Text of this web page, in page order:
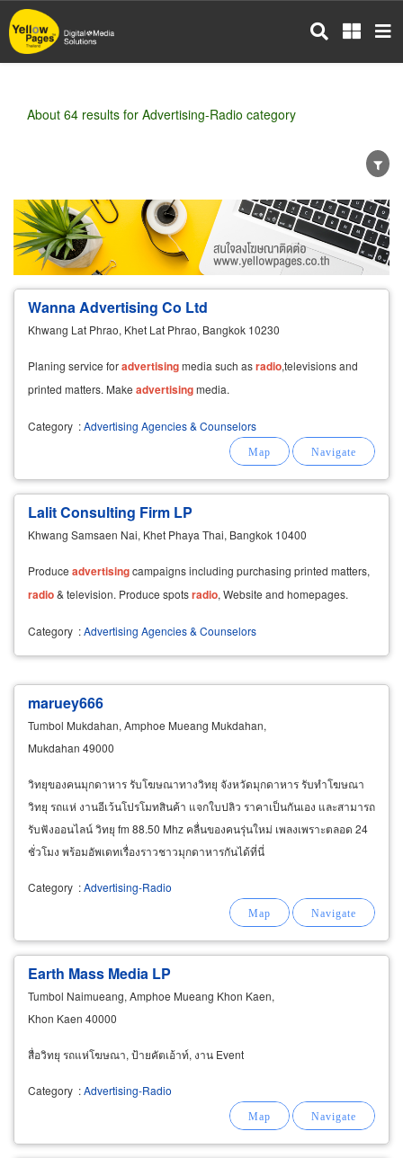
Skip
to
main
About 64 results for Advertising-Radio category
Wholesale Retail Manufacturer
Dealer
Exporter/Importer
Service Business
Wanna Advertising Co Ltd
Khwang Lat Phrao, Khet Lat Phrao, Bangkok 10230
Planing service foradvertisingmedia such asradio,televisions and
printed matters. Make advertisingmedia.
Category :Advertising Agencies & Counselors
Lalit Consulting Firm LP
Khwang Samsaen Nai, Khet Phaya Thai, Bangkok 10400
Produce advertisingcampaigns including purchasing printed matters,
radio& television. Produce spotsradio, Website and homepages.
Category :Advertising Agencies & Counselors
maruey666
Tumbol Mukdahan, Amphoe Mueang Mukdahan,
Mukdahan 49000
วิทยุของคนมุกดาหาร รับโฆษณาทางวิทยุ จังหวัดมุกดาหาร รับทำโฆษณา
วิทยุ รถแห่ งานอีเว้นโปรโมทสินค้า แจกใบปลิว ราคาเป็นกันเอง และสามารถ
รับฟังออนไลน์ วิทยุ fm 88.50 Mhz คลื่นของคนรุ่นใหม่ เพลงเพราะตลอด 24
ชั่วโมง พร้อมอัพเดทเรื่องราวชาวมุกดาหารกันได้ที่นี่
Category :Advertising-Radio
Earth Mass Media LP
Tumbol Naimueang, Amphoe Mueang Khon Kaen,
Khon Kaen 40000
สื่อวิทยุ รถแห่โฆษณา, ป้ายคัตเอ้าท์, งาน Event
Category :Advertising-Radio